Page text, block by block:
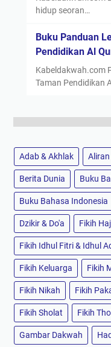
hidup seoran…
Buku Panduan
Pendidikan Al
Kabeldakwah.com
Taman Pendidikan
Adab & Akhlak
Berita Dunia Buku
Buku Bahasa Indonesia
Dzikir & Do'a Fikih
Fikih Idhul Fitri & Idhul
Fikih Keluarga Fikih
Fikih Nikah Fikih
Fikih Sholat Fikih
Gambar Dakwah